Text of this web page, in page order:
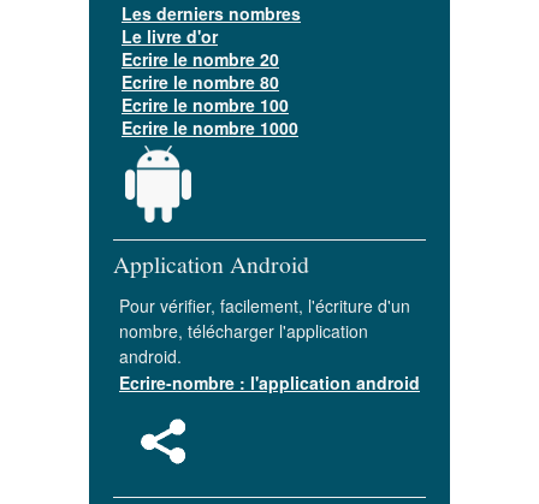
Les derniers nombres
Le livre d'or
Ecrire le nombre 20
Ecrire le nombre 80
Ecrire le nombre 100
Ecrire le nombre 1000
Application Android
Pour vérifier, facilement, l'écriture d'un
nombre, télécharger l'application
android.
Ecrire-nombre : l'application android